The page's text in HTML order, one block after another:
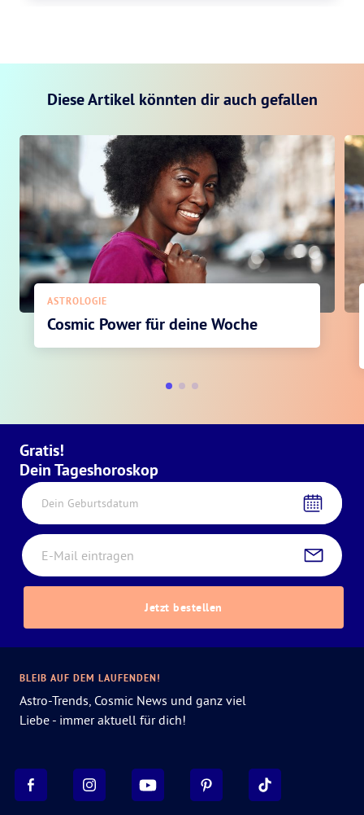
Diese Artikel könnten dir auch gefallen
ASTROLOGIE
Cosmic Power für deine Woche
Gratis!
Dein Tageshoroskop
Dein Geburtsdatum
Jetzt bestellen
BLEIB AUF DEM LAUFENDEN!
Astro-Trends, Cosmic News und ganz viel
Liebe - immer aktuell für dich!